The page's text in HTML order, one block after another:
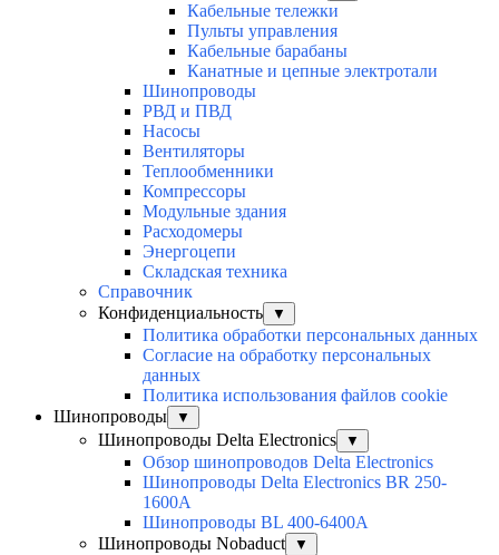
Кабельные тележки
Пульты управления
Кабельные барабаны
Канатные и цепные электротали
Шинопроводы
РВД и ПВД
Насосы
Вентиляторы
Теплообменники
Компрессоры
Модульные здания
Расходомеры
Энергоцепи
Складская техника
Справочник
Конфиденциальность
▼
Политика обработки персональных данных
Согласие на обработку персональных
данных
Политика использования файлов cookie
Шинопроводы
▼
Шинопроводы Delta Electronics ▼
Обзор шинопроводов Delta Electronics
Шинопроводы Delta Electronics BR 250-
1600A
Шинопроводы BL 400-6400A
Шинопроводы Nobaduct
▼